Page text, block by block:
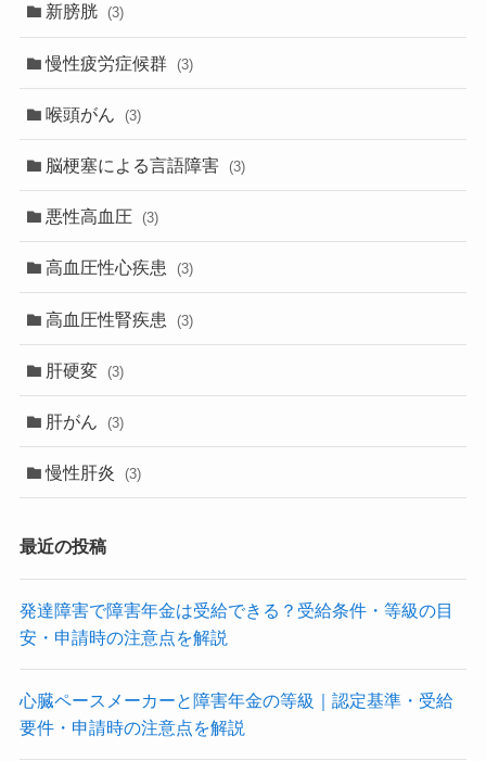
新膀胱 (3)
慢性疲労症候群 (3)
喉頭がん (3)
脳梗塞による言語障害 (3)
悪性高血圧 (3)
高血圧性心疾患 (3)
高血圧性腎疾患 (3)
肝硬変 (3)
肝がん (3)
慢性肝炎 (3)
最近の投稿
発達障害で障害年金は受給できる？受給条件・等級の目
安・申請時の注意点を解説
心臓ペースメーカーと障害年金の等級｜認定基準・受給
要件・申請時の注意点を解説